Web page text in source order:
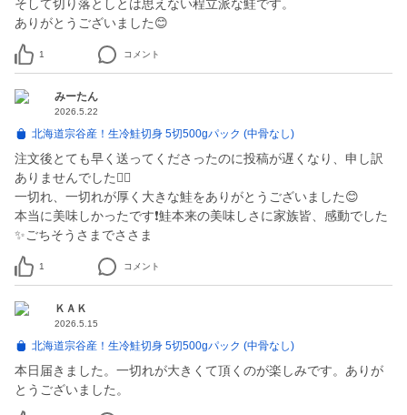
そして切り落としとは思えない程立派な鮭です。
1 コメント
みーたん
2026.5.22
北海道宗谷産！生冷鮭切身 5切500gパック (中骨なし)
注文後とても早く送ってくださったのに投稿が遅くなり、申し訳
ありませんでした🙇‍♀️
一切れ、一切れが厚く大きな鮭をありがとうございました😊
本当に美味しかったです❗️鮭本来の美味しさに家族皆、感動でした
1 コメント
ＫＡＫ
2026.5.15
北海道宗谷産！生冷鮭切身 5切500gパック (中骨なし)
本日届きました。一切れが大きくて頂くのが楽しみです。ありが
とうございました。